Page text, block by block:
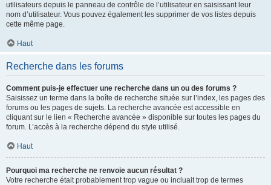
utilisateurs depuis le panneau de contrôle de l’utilisateur en saisissant leur
nom d’utilisateur. Vous pouvez également les supprimer de vos listes depuis
cette même page.
Haut
Recherche dans les forums
Comment puis-je effectuer une recherche dans un ou des forums ?
Saisissez un terme dans la boîte de recherche située sur l’index, les pages des
forums ou les pages de sujets. La recherche avancée est accessible en
cliquant sur le lien « Recherche avancée » disponible sur toutes les pages du
forum. L’accès à la recherche dépend du style utilisé.
Haut
Pourquoi ma recherche ne renvoie aucun résultat ?
Votre recherche était probablement trop vague ou incluait trop de termes